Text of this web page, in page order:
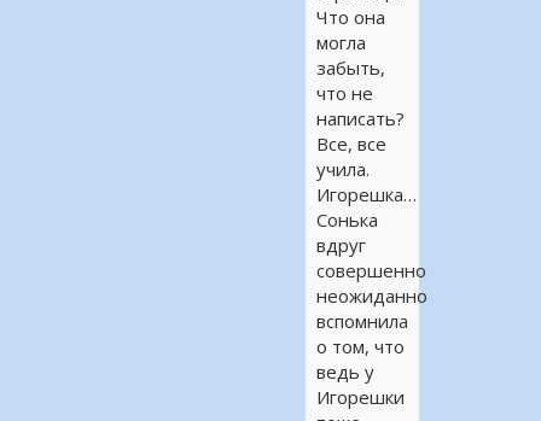
Что она
могла
забыть,
что не
написать?
Все, все
учила.
Игорешка…
Сонька
вдруг
совершенно
неожиданно
вспомнила
о том, что
ведь у
Игорешки